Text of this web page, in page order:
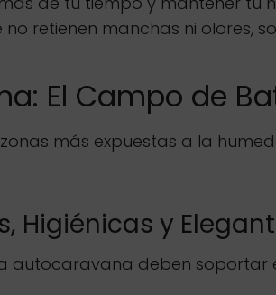
retienen manchas ni olores,
El Campo de
más expuestas a la
Higiénicas y
autocaravana deben soportar